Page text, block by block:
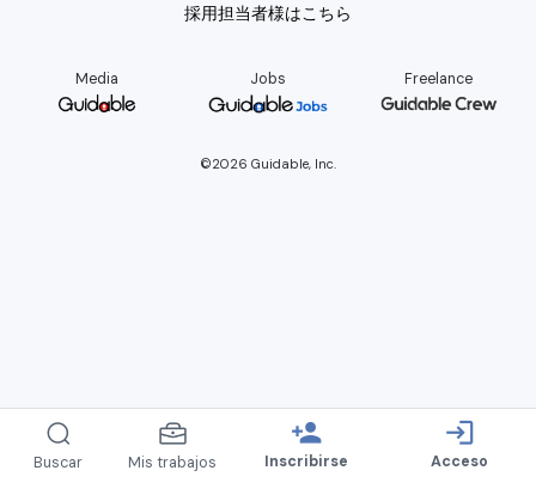
採用担当者様はこちら
Media Jobs Freelance
©2026 Guidable, Inc.
Buscar Mis trabajos
person_add
Inscribirse
login
Acceso